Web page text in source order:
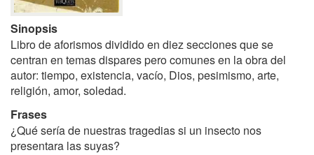
Sinopsis
Libro de aforismos dividido en diez secciones que se
centran en temas dispares pero comunes en la obra del
autor: tiempo, existencia, vacío, Dios, pesimismo, arte,
religión, amor, soledad.
Frases
¿Qué sería de nuestras tragedias si un insecto nos
presentara las suyas?